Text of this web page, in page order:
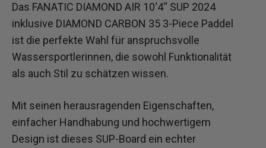
Das FANATIC DIAMOND AIR 10‘4“ SUP 2024
inklusive DIAMOND CARBON 35 3-Piece Paddel
ist die perfekte Wahl für anspruchsvolle
Wassersportlerinnen, die sowohl Funktionalität
als auch Stil zu schätzen wissen.
Mit seinen herausragenden Eigenschaften,
einfacher Handhabung und hochwertigem
Design ist dieses SUP-Board ein echter